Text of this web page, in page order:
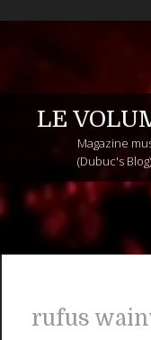
LE
Magazine
(Dubuc's Blog)
rufus